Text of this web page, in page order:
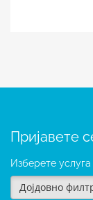
Пријавете
Изберете услуга
Дојдовно